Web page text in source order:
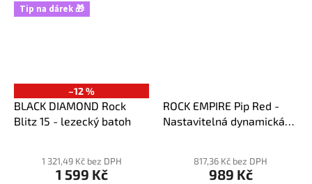
Tip na dárek 🎁
–12 %
BLACK DIAMOND Rock
Blitz 15 - lezecký batoh
hodnocení
produktu
1 321,49 Kč bez DPH
1 599 Kč
ROCK EMPIRE Pip Red -
Nastavitelná dynamická
hodnocení817,36 Kč bez DPH
989 Kč